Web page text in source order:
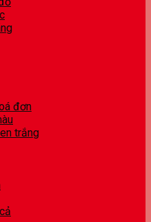
đơn
trắng